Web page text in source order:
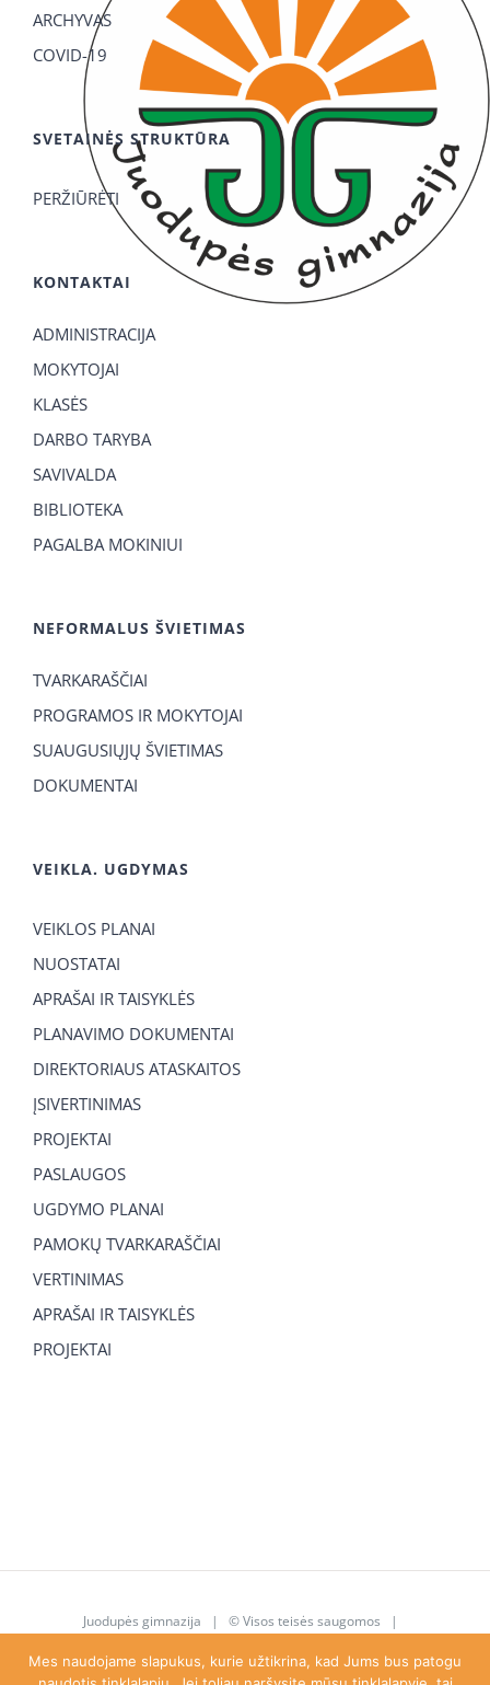
ARCHYVAS
COVID-19
SVETAINĖS STRUKTŪRA
PERŽIŪRĖTI
KONTAKTAI
ADMINISTRACIJA
MOKYTOJAI
KLASĖS
DARBO TARYBA
SAVIVALDA
BIBLIOTEKA
PAGALBA MOKINIUI
NEFORMALUS ŠVIETIMAS
TVARKARAŠČIAI
PROGRAMOS IR MOKYTOJAI
SUAUGUSIŲJŲ ŠVIETIMAS
DOKUMENTAI
VEIKLA. UGDYMAS
VEIKLOS PLANAI
NUOSTATAI
APRAŠAI IR TAISYKLĖS
PLANAVIMO DOKUMENTAI
DIREKTORIAUS ATASKAITOS
ĮSIVERTINIMAS
PROJEKTAI
PASLAUGOS
UGDYMO PLANAI
PAMOKŲ TVARKARAŠČIAI
VERTINIMAS
APRAŠAI IR TAISYKLĖS
PROJEKTAI
Juodupės gimnazija | © Visos teisės saugomos |
juodupe.gimnazija@gmail.com| 8 615 92 763
Mes naudojame slapukus, kurie užtikrina, kad Jums bus patogu